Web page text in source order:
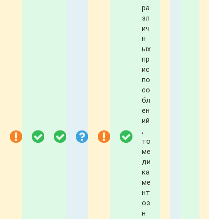
ра
зл
ич
н
ых
пр
ис
по
со
бл
ен
ий
,
то
ме
ди
ка
ме
нт
оз
н